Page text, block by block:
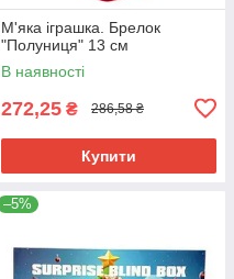
М'яка іграшка. Брелок
"Полуниця" 13 см
В наявності
272,25 ₴ 286,58 ₴
Купити
–5%